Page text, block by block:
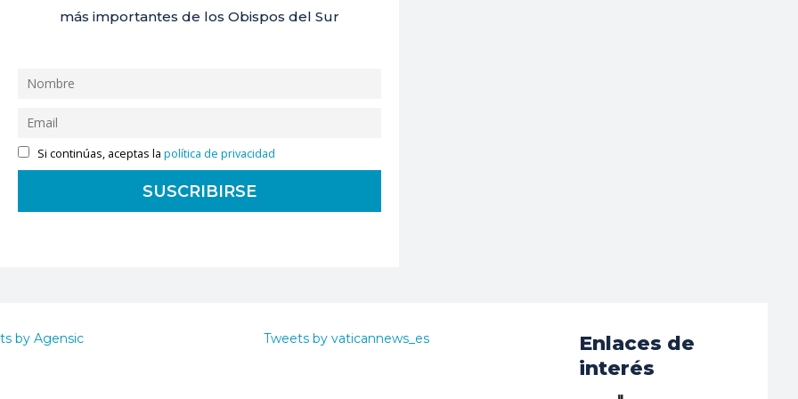
más importantes de los Obispos del Sur
Si continúas, aceptas lapolítica de privacidad
by Agensic Tweets by vaticannews_es
Enlaces de
interés